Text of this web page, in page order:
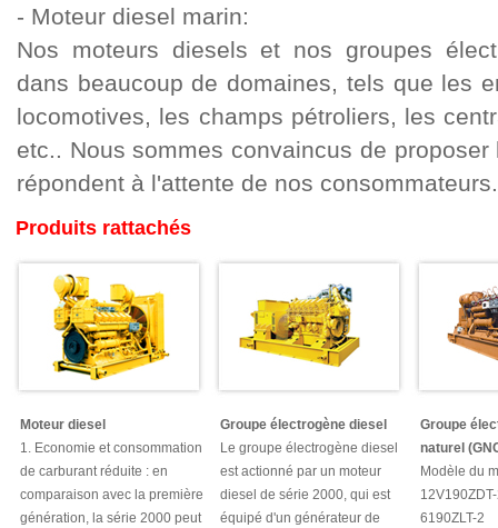
- Moteur diesel marin:
Nos moteurs diesels et nos groupes
dans beaucoup de domaines, tels que les
locomotives, les champs pétroliers, les
etc.. Nous sommes convaincus de
répondent à l'attente de nos
Produits rattachés
Moteur diesel
1. Economie et consommation
de carburant réduite : en
comparaison avec la première
génération, la série 2000 peut
Groupe électrogène diesel
Le groupe électrogène diesel
est actionné par un moteur
diesel de série 2000, qui est
équipé d'un générateur de
Groupe
naturel
Modèle du
6190ZLT-2